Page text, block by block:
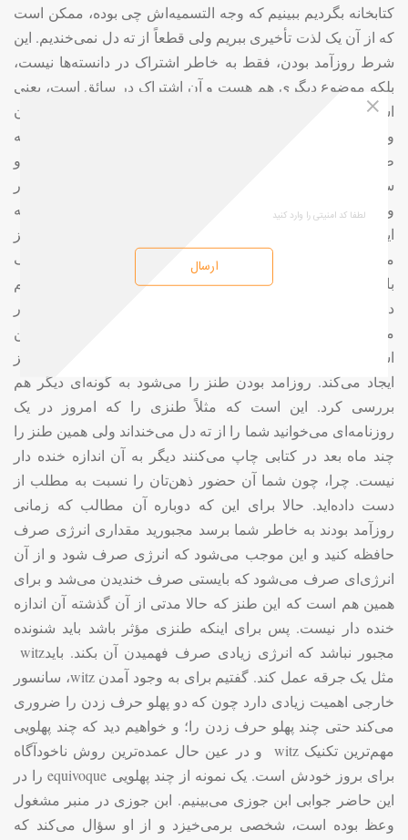
کتابخانه بگردیم ببینیم که وجه التسمیه‌اش چی بوده، ممکن است
که از آن یک لذت تأخیری ببریم ولی قطعاً از ته دل نمی‌خندیم. این
شرط روزآمد بودن، فقط به خاطر اشتراک در دانسته‌ها نیست،
بلکه موضوع دیگری هم هست و آن اشتراک در سائق است، یعنی
اشتراک در خصومت، اشتراک در میل به ضربه زدن و تحقیر کردن
وضعیت موجود یا شخصی که ما آن را نفر دوم نامیدیم و گفتیم که
طنز درباره او ساخته می‌شود. یعنی این دو نفر یعنی شنونده و
سازنده طنز باید هم در دانسته‌هایشان مشترک باشند، هم در
واپس زده‌هایشان مشترک باشند و هم در سائق‌هایشان. و اینکه
این نفر دوم طنز، باید هم برای سازنده و هم برای شنونده طنز
مورد خصومت باشد، میل ضربه زدن به نفر دوم طنز باید مشترک
باشد. جلسه قبل هم مثال زدم که وقتی که توجه می‌کنیم می‌بینیم
در یک فرهنگ خاصی مثلاً ایران یک طنز با درونه یکسان اگر در
مورد بناپارت باشد آن‌قدر نمی‌خنداند که در مورد رضاشاه، این
است که هویت نفر دوم طنز یک نقش اساسی را در موفقیت طنز
ایجاد می‌کند. روزآمد بودن طنز را می‌شود به گونه‌ای دیگر هم
بررسی کرد. این است که مثلاً طنزی را که امروز در یک
روزنامه‌ای می‌خوانید شما را از ته دل می‌خنداند ولی همین طنز را
چند ماه بعد در کتابی چاپ می‌کنند دیگر به آن اندازه خنده دار
نیست. چرا، چون شما آن حضور ذهن‌تان را نسبت به مطلب از
دست داده‌اید. حالا برای این که دوباره آن مطالب که زمانی
روزآمد بودند به خاطر شما برسد مجبورید مقداری انرژی صرف
حافظه کنید و این موجب می‌شود که انرژی صرف شود و از آن
انرژی‌ای صرف می‌شود که بایستی صرف خندیدن می‌شد و برای
همین هم است که این طنز که حالا مدتی از آن گذشته آن اندازه
خنده دار نیست. پس برای اینکه طنزی مؤثر باشد باید شنونده
مجبور نباشد که انرژی زیادی صرف فهمیدن آن بکند. بایدwitz
مثل یک جرقه عمل کند. گفتیم برای به وجود آمدن witz، سانسور
خارجی اهمیت زیادی دارد چون که دو پهلو حرف زدن را ضروری
می‌کند حتی چند پهلو حرف زدن را؛ و خواهیم دید که چند پهلویی
مهم‌ترین تکنیک witz و در عین حال عمده‌ترین روش ناخودآگاه
برای بروز خودش است. یک نمونه از چند پهلویی equivoque را در
این حاضر جوابی ابن جوزی می‌بینیم. ابن جوزی در منبر مشغول
وعظ بوده است، شخصی برمی‌خیزد و از او سؤال می‌کند که
ارسال